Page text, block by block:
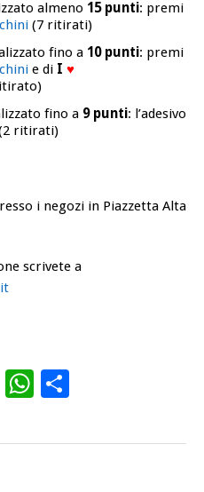
almeno 15 punti: premi
(7 ritirati)
fino a 10 punti: premi
e di I ♥
fino a 9 punti: l’adesivo
ritirati)
i negozi in Piazzetta Alta
scrivete a
Telegram
WhatsApp